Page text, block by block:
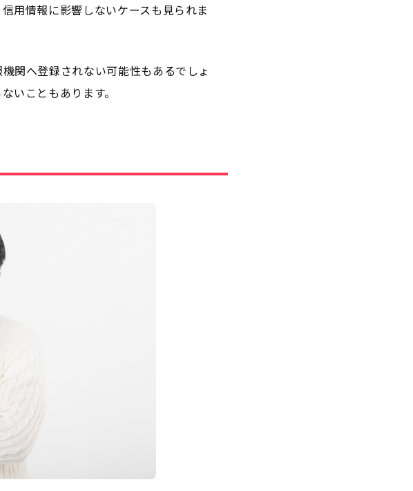
用情報に影響しないケースも見られま
関へ登録されない可能性もあるでしょ
いこともあります。